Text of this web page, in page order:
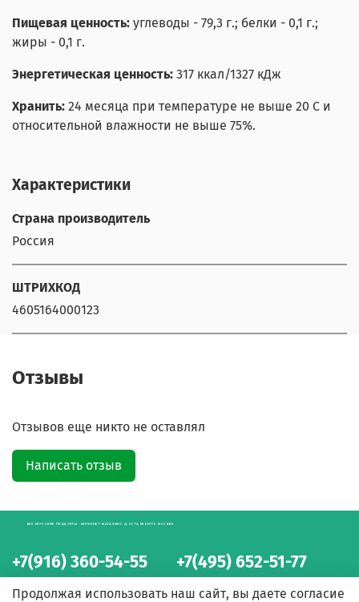
Пищевая ценность: углеводы - 79,3 г.; белки - 0,1 г.;
жиры - 0,1 г.
Энергетическая ценность: 317 ккал/1327 кДж
Хранить: 24 месяца при температуре не выше 20 С и
относительной влажности не выше 75%.
Характеристики
Страна производитель
Россия
ШТРИХКОД
4605164000123
Отзывы
Отзывов еще никто не оставлял
Написать отзыв
+7(916) 360-54-55
интернет-магазин
+7(495) 652-51-77
интернет-магазин
БЕЛОРУССКИЕ ПРОДУКТЫ - ИНТЕРНЕТ-МАГАЗИН С ДОСТАВКОЙ ПО МОСКВЕ
Продолжая использовать наш сайт, вы даете согласие